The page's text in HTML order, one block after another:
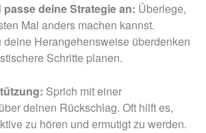
deine Strategie an: Überlege,
Mal anders machen kannst.
Herangehensweise überdenken
Schritte planen.
Sprich mit einer
deinen Rückschlag. Oft hilft es,
zu hören und ermutigt zu werden.